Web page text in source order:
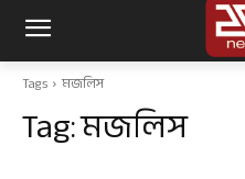
Tags মজলিস
Tag:মজলিস